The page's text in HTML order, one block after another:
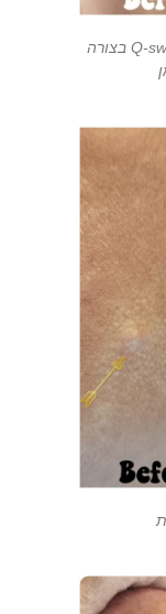
הסרת פיגמנטציה באמצעות Q-switched laser בצורה